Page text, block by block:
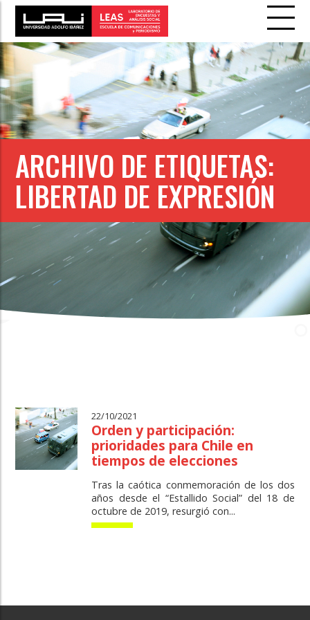
ARCHIVO DE ETIQUETAS:
LIBERTAD DE EXPRESIÓN
22/10/2021
Orden y participación:
prioridades para Chile en
tiempos de elecciones
Tras la caótica conmemoración de los dos
años desde el “Estallido Social” del 18 de
octubre de 2019, resurgió con...